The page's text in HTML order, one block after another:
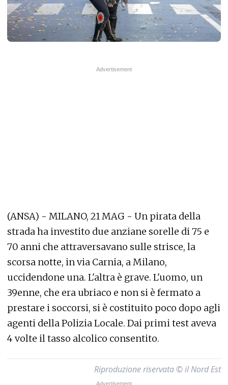
(ANSA) - MILANO, 21 MAG - Un pirata della
strada ha investito due anziane sorelle di 75 e
70 anni che attraversavano sulle strisce, la
scorsa notte, in via Carnia, a Milano,
uccidendone una. L'altra è grave. L'uomo, un
39enne, che era ubriaco e non si è fermato a
prestare i soccorsi, si è costituito poco dopo agli
agenti della Polizia Locale. Dai primi test aveva
4 volte il tasso alcolico consentito.
Riproduzione riservata © il Nord Est